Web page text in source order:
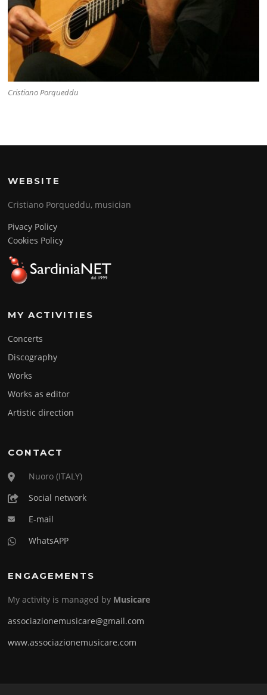
Cristiano Porqueddu
WEBSITE
Cristiano Porqueddu, musician
Pivacy Policy
Cookies Policy
MY ACTIVITIES
Concerts
Discography
Works
Works as editor
Artistic direction
CONTACT
Nuoro (ITALY)
Social network
E-mail
WhatsAPP
ENGAGEMENTS
My activity is managed by Musicare
associazionemusicare@gmail.com
www.associazionemusicare.com